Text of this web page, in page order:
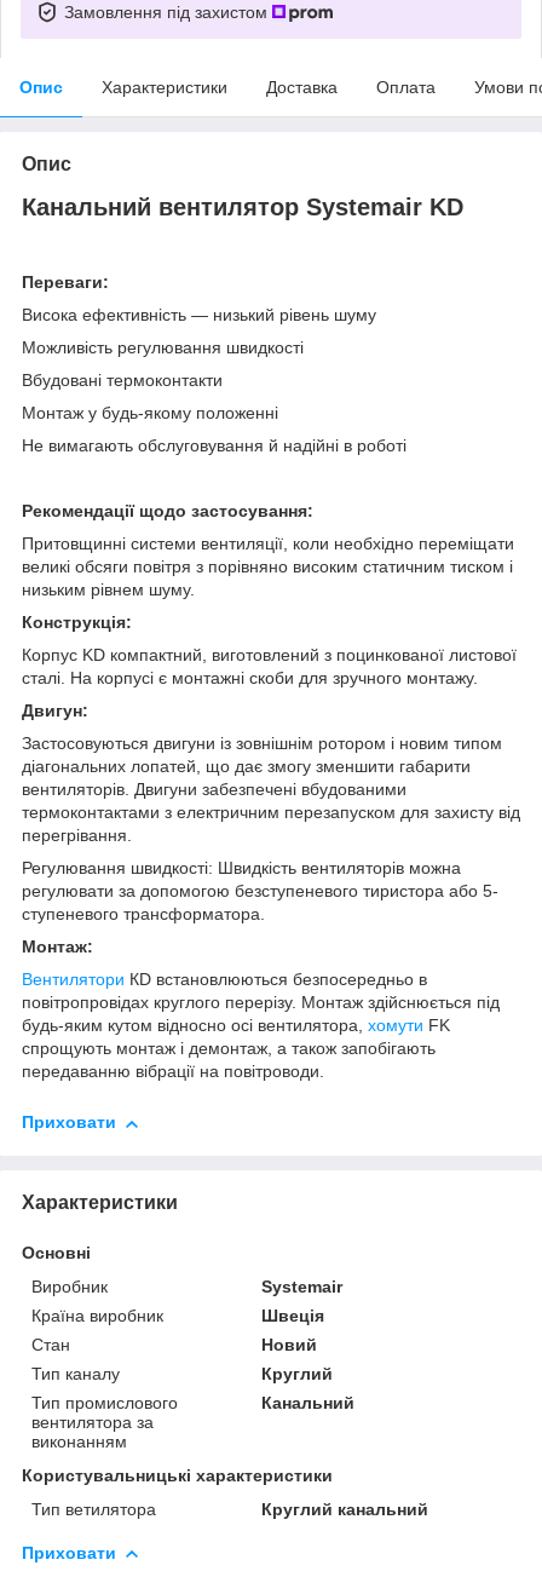
Замовлення під захистом
Опис Характеристики Доставка Оплата Умови
Опис
Канальний вентилятор Systemair KD
Переваги:
Висока ефективність — низький рівень шуму
Можливість регулювання швидкості
Вбудовані термоконтакти
Монтаж у будь-якому положенні
Не вимагають обслуговування й надійні в роботі
Рекомендації щодо застосування:
Притовщинні системи вентиляції, коли необхідно переміщати
великі обсяги повітря з порівняно високим статичним тиском і
низьким рівнем шуму.
Конструкція:
Корпус KD компактний, виготовлений з поцинкованої листової
сталі. На корпусі є монтажні скоби для зручного монтажу.
Двигун:
Застосовуються двигуни із зовнішнім ротором і новим типом
діагональних лопатей, що дає змогу зменшити габарити
вентиляторів. Двигуни забезпечені вбудованими
термоконтактами з електричним перезапуском для захисту від
перегрівання.
Регулювання швидкості: Швидкість вентиляторів можна
регулювати за допомогою безступеневого тиристора або 5-
ступеневого трансформатора.
Монтаж:
Вентилятори КD встановлюються безпосередньо в
повітропровідах круглого перерізу. Монтаж здійснюється під
будь-яким кутом відносно осі вентилятора, хомути FK
спрощують монтаж і демонтаж, а також запобігають
передаванню вібрації на повітроводи.
Приховати
Характеристики
Основні
Виробник
Systemair
Країна виробник
Швеція
Стан
Новий
Тип каналу
Круглий
Тип промислового
вентилятора за
виконанням
Канальний
Користувальницькі характеристики
Тип ветилятора
Круглий канальний
Приховати